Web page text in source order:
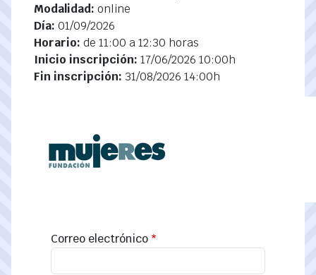
Modalidad: online
Día: 01/09/2026
Horario: de 11:00 a 12:30 horas
Inicio inscripción: 17/06/2026 10:00h
Fin inscripción: 31/08/2026 14:00h
Correo electrónico